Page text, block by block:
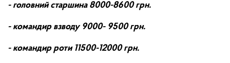
- головний старшина 8000-8600 грн.
- командир взводу 9000- 9500 грн.
- командир роти 11500-12000 грн.